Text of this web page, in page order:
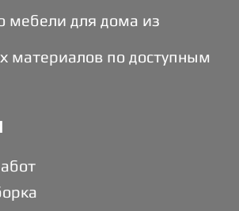
мебели для дома из
материалов по доступным